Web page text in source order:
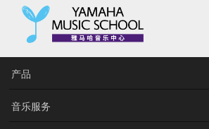
产品
音乐服务